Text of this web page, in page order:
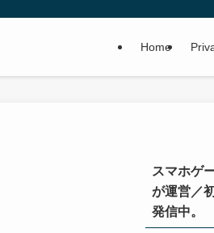
Home
スマホゲ
が運営／
発信中。